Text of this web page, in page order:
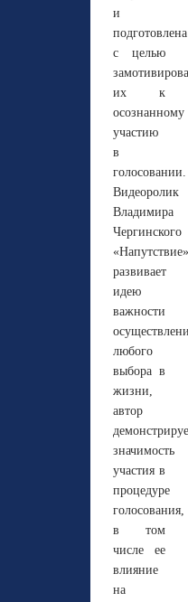
и
подготовлена
с целью
их к
осознанному
участию
в
голосовании.
Видеоролик
Владимира
Чергинского
«Напутствие»
развивает
идею
важности
любого
выбора в
жизни,
автор
значимость
участия в
процедуре
голосования,
в том
числе ее
влияние
на